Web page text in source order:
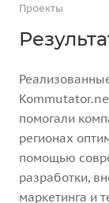
Проекты
помогали
регионах
помощью
разработки,
маркетинга и